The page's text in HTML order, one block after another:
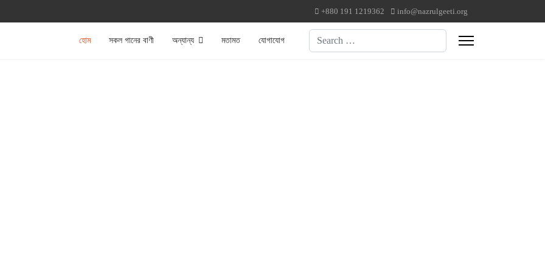
+880 191 1219362 info@nazrulgeeti.org
হোম সকল গানের বাণী অন্যান্য মতামত যোগাযোগ Search